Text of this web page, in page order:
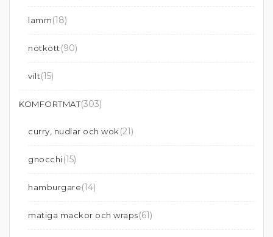
lamm(18)
nötkött (90)
vilt(15)
KOMFORTMAT(303)
curry, nudlar och wok (21)
gnocchi(15)
hamburgare(14)
matiga mackor och wraps(61)